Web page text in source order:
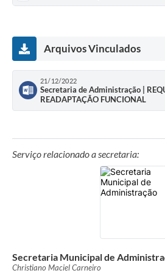
Contato
Arquivos Vinculados
21/12/2022
Secretaria de Administração |
READAPTAÇÃO FUNCIONAL
Serviço relacionado a secretaria:
Secretaria Municipal de
Christiano Maciel Carneiro